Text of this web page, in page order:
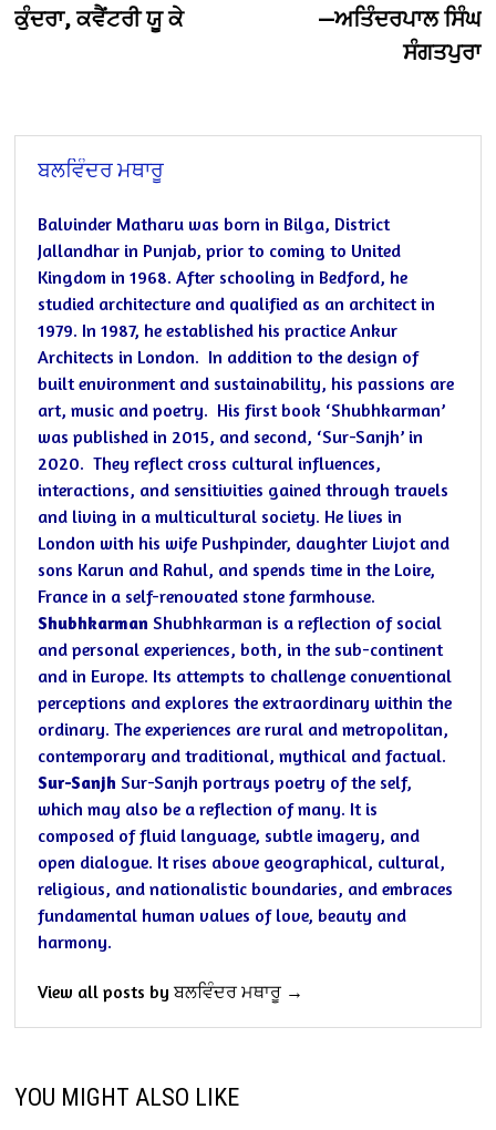
ਕੁੰਦਰਾ, ਕਵੈਂਟਰੀ ਯੂ ਕੇ
—ਅਤਿੰਦਰਪਾਲ ਸਿੰਘ
ਸੰਗਤਪੁਰਾ
ਬਲਵਿੰਦਰ ਮਥਾਰੂ
Balvinder Matharu was born in Bilga, District
Jallandhar in Punjab, prior to coming to United
Kingdom in 1968. After schooling in Bedford, he
studied architecture and qualified as an architect in
1979. In 1987, he established his practice Ankur
Architects in London. In addition to the design of
built environment and sustainability, his passions are
art, music and poetry. His first book ‘Shubhkarman’
was published in 2015, and second, ‘Sur-Sanjh’ in
2020. They reflect cross cultural influences,
interactions, and sensitivities gained through travels
and living in a multicultural society. He lives in
London with his wife Pushpinder, daughter Livjot and
sons Karun and Rahul, and spends time in the Loire,
France in a self-renovated stone farmhouse.
Shubhkarman Shubhkarman is a reflection of social
and personal experiences, both, in the sub-continent
and in Europe. Its attempts to challenge conventional
perceptions and explores the extraordinary within the
ordinary. The experiences are rural and metropolitan,
contemporary and traditional, mythical and factual.
Sur-Sanjh Sur-Sanjh portrays poetry of the self,
which may also be a reflection of many. It is
composed of fluid language, subtle imagery, and
open dialogue. It rises above geographical, cultural,
religious, and nationalistic boundaries, and embraces
fundamental human values of love, beauty and
harmony.
View all posts by ਬਲਵਿੰਦਰ ਮਥਾਰੂ →
YOU MIGHT ALSO LIKE